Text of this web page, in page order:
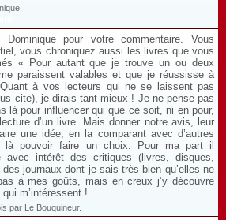
Dominique pour votre commentaire. Vous
vous chroniquez aussi les livres que vous
« Pour autant que je trouve un ou deux
paraissent valables et que je réussisse à
à vos lecteurs qui ne se laissent pas
cite), je dirais tant mieux ! Je ne pense pas
là pour influencer qui que ce soit, ni en pour,
d’un livre. Mais donner notre avis, leur
une idée, en la comparant avec d’autres
là pouvoir faire un choix. Pour ma part il
avec intérêt des critiques (livres, disques,
journaux dont je sais très bien qu’elles ne
à mes goûts, mais en creux j’y découvre
m’intéressent !
par Le Bouquineur.